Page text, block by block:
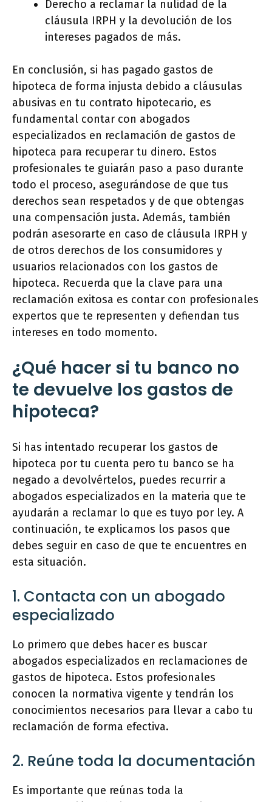
Derecho a reclamar la nulidad de la
cláusula IRPH y la devolución de los
intereses pagados de más.
En conclusión, si has pagado gastos de
hipoteca de forma injusta debido a cláusulas
abusivas en tu contrato hipotecario, es
fundamental contar con abogados
especializados en reclamación de gastos de
hipoteca para recuperar tu dinero. Estos
profesionales te guiarán paso a paso durante
todo el proceso, asegurándose de que tus
derechos sean respetados y de que obtengas
una compensación justa. Además, también
podrán asesorarte en caso de cláusula IRPH y
de otros derechos de los consumidores y
usuarios relacionados con los gastos de
hipoteca. Recuerda que la clave para una
reclamación exitosa es contar con profesionales
expertos que te representen y defiendan tus
intereses en todo momento.
¿Qué hacer si tu banco no
te devuelve los gastos de
hipoteca?
Si has intentado recuperar los gastos de
hipoteca por tu cuenta pero tu banco se ha
negado a devolvértelos, puedes recurrir a
abogados especializados en la materia que te
ayudarán a reclamar lo que es tuyo por ley. A
continuación, te explicamos los pasos que
debes seguir en caso de que te encuentres en
esta situación.
1. Contacta con un abogado
especializado
Lo primero que debes hacer es buscar
abogados especializados en reclamaciones de
gastos de hipoteca. Estos profesionales
conocen la normativa vigente y tendrán los
conocimientos necesarios para llevar a cabo tu
reclamación de forma efectiva.
2. Reúne toda la documentación
Es importante que reúnas toda la